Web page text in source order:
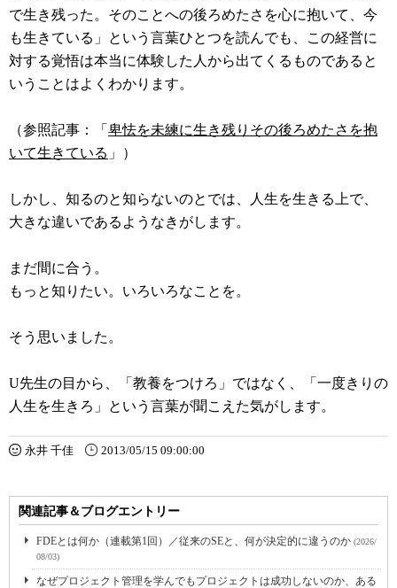
で生き残った。そのことへの後ろめたさを心に抱いて、今
も生きている」という言葉ひとつを読んでも、この経営に
対する覚悟は本当に体験した人から出てくるものであると
いうことはよくわかります。
（参照記事：「 卑怯を未練に生き残りその後ろめたさを抱
いて生きている 」）
しかし、知るのと知らないのとでは、人生を生きる上で、
大きな違いであるようなきがします。
まだ間に合う。
もっと知りたい。いろいろなことを。
そう思いました。
U先生の目から、「教養をつけろ」ではなく、「一度きりの
人生を生きろ」という言葉が聞こえた気がします。
永井 千佳 2013/05/15 09:00:00
関連記事＆ブログエントリー
FDEとは何か（連載第1回）／従来のSEと、何が決定的に違うのか (2026/
08/03)
なぜプロジェクト管理を学んでもプロジェクトは成功しないのか、ある